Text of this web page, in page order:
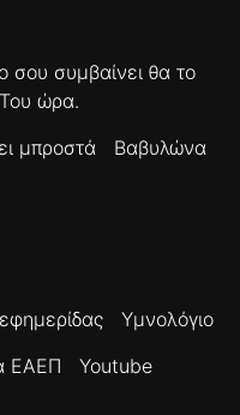
σου συμβαίνει θα το
ώρα.
μπροστά
Βαβυλώνα
Υμνολόγιο
ΕΑΕΠ
Youtube